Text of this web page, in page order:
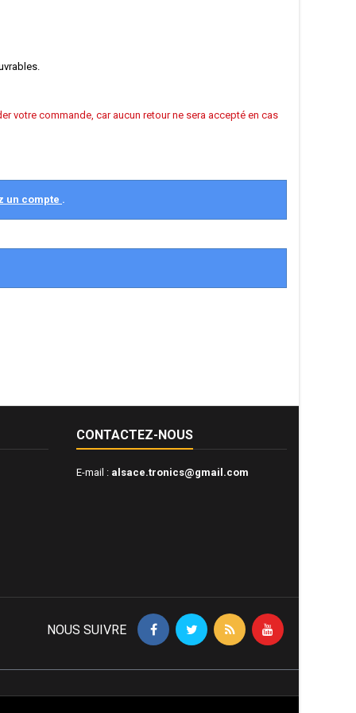
votre commande, car aucun retour ne sera accepté en cas
un compte .
CONTACTEZ-NOUS
E-mail : alsace.tronics@gmail.com
NOUS SUIVRE